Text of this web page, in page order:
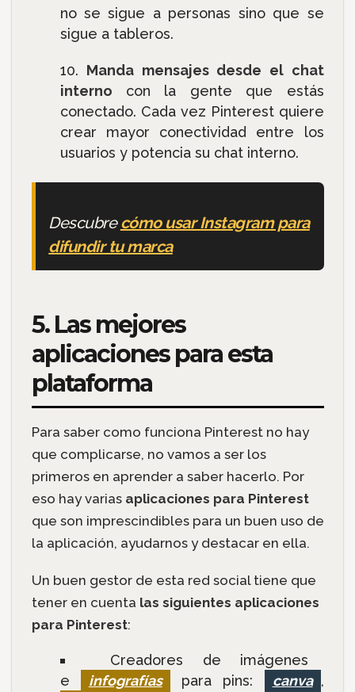
no se sigue a personas sino que se
sigue a tableros.
Manda mensajes desde el chat
interno con la gente que estás
conectado. Cada vez Pinterest quiere
crear mayor conectividad entre los
usuarios y potencia su chat interno.
Descubrecómo usar Instagram para
difundir tu marca
5. Las mejores
aplicaciones para esta
plataforma
Para saber como funciona Pinterest no hay
que complicarse, no vamos a ser los
primeros en aprender a saber hacerlo. Por
eso hay varias aplicaciones para Pinterest
que son imprescindibles para un buen uso de
la aplicación, ayudarnos y destacar en ella.
Un buen gestor de esta red social tiene que
tener en cuenta las siguientes aplicaciones
para Pinterest:
Creadores de imágenes
e
infografías para pins: canva ,